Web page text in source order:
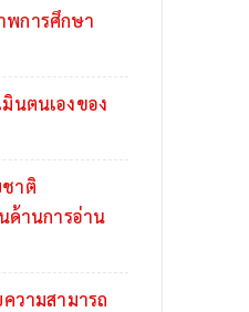
พการศึกษา
นตนเองของ
าติ
ด้านการอ่าน
วามสามารถ